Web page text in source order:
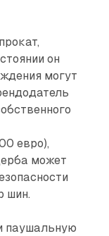
он
могут
евро),
может
шин.
паушальную